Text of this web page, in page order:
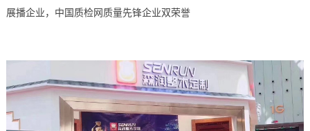
展播企业，中国质检网质量先锋企业双荣誉